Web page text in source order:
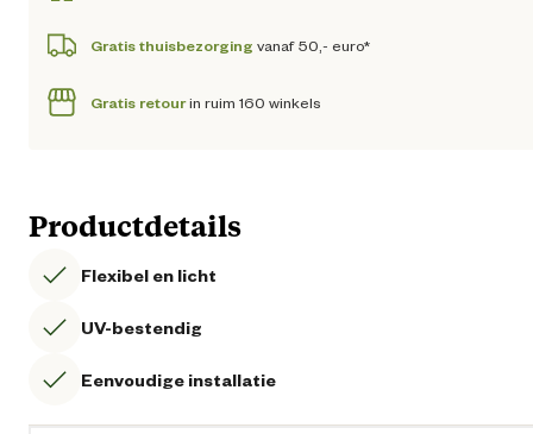
Gratis thuisbezorging vanaf 50,- euro*
Gratis retourin ruim 160 winkels
Productdetails
Flexibel en licht
UV-bestendig
Eenvoudige installatie